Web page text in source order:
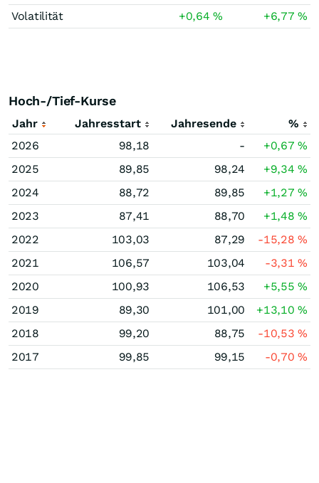
Volatilität
+0,64% +6,77%
Hoch-/Tief-Kurse
Jahr Jahresstart Jahresende
%
2026
98,18 - +0,67%
2025
89,85 98,24 +9,34%
2024
88,72 89,85 +1,27%
2023
87,41 88,70 +1,48%
2022
103,03 87,29 -15,28%
2021
106,57 103,04 -3,31%
2020
100,93 106,53 +5,55%
2019
89,30 101,00 +13,10%
2018
99,20 88,75 -10,53%
2017
99,85 99,15 -0,70%